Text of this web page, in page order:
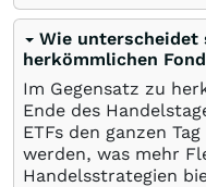
Wie unterscheidet
herkömmlichen
Im Gegensatz zu
Ende des
ETFs den ganzen
werden, was mehr
Handelsstrategien